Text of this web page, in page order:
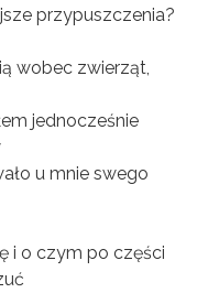
przypuszczenia?
wobec zwierząt,
jednocześnie
u mnie swego
i o czym po części